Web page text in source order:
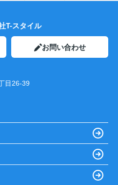
T-スタイル
お問い合わせ
目26-39